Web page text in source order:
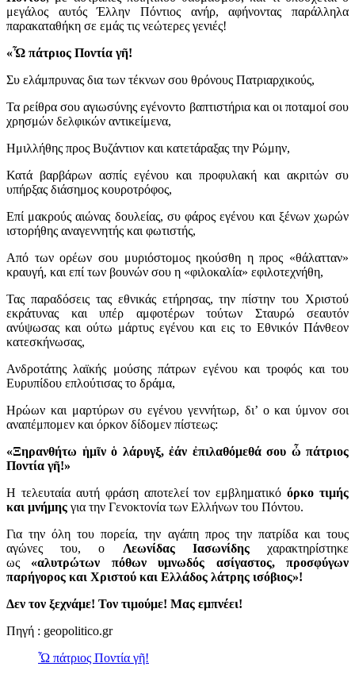
μεγάλος αυτός Έλλην Πόντιος ανήρ, αφήνοντας παράλληλα
παρακαταθήκη σε εμάς τις νεώτερες γενιές!
«Ὦ πάτριος Ποντία γῆ!
Συ ελάμπρυνας δια των τέκνων σου θρόνους Πατριαρχικούς,
Τα ρείθρα σου αγιωσύνης εγένοντο βαπτιστήρια και οι ποταμοί σου
χρησμών δελφικών αντικείμενα,
Ημιλλήθης προς Βυζάντιον και κατετάραξας την Ρώμην,
Κατά βαρβάρων ασπίς εγένου και προφυλακή και ακριτών συ
υπήρξας διάσημος κουροτρόφος,
Επί μακρούς αιώνας δουλείας, συ φάρος εγένου και ξένων χωρών
ιστορήθης αναγεννητής και φωτιστής,
Από των ορέων σου μυριόστομος ηκούσθη η προς «θάλατταν»
κραυγή, και επί των βουνών σου η «φιλοκαλία» εφιλοτεχνήθη,
Τας παραδόσεις τας εθνικάς ετήρησας, την πίστην του Χριστού
εκράτυνας και υπέρ αμφοτέρων τούτων Σταυρώ σεαυτόν
ανύψωσας και ούτω μάρτυς εγένου και εις το Εθνικόν Πάνθεον
κατεσκήνωσας,
Ανδροτάτης λαϊκής μούσης πάτρων εγένου και τροφός και του
Ευρυπίδου επλούτισας το δράμα,
Ηρώων και μαρτύρων συ εγένου γεννήτωρ, δι’ ο και ύμνον σοι
αναπέμπομεν και όρκον δίδομεν πίστεως:
«Ξηρανθήτω ἡμῖν ὁ λάρυγξ, ἐάν ἐπιλαθόμεθά σου ὦ πάτριος
Ποντία γῆ!»
Η τελευταία αυτή φράση αποτελεί τον εμβληματικόόρκο τιμής
και μνήμης για την Γενοκτονία των Ελλήνων του Πόντου.
Για την όλη του πορεία, την αγάπη προς την πατρίδα και τους
αγώνες του, ο Λεωνίδας Ιασωνίδηςχαρακτηρίστηκε
ως «αλυτρώτων πόθων υμνωδός ασίγαστος, προσφύγων
παρήγορος και Χριστού και Ελλάδος λάτρης ισόβιος»!
Δεν τον ξεχνάμε! Τον τιμούμε! Μας εμπνέει!
Πηγή : geopolitico.gr
Ὦ πάτριος Ποντία γῆ!